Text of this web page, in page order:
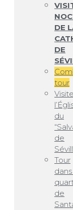
DE
DE
tour
Visite
du
de
Tour
de